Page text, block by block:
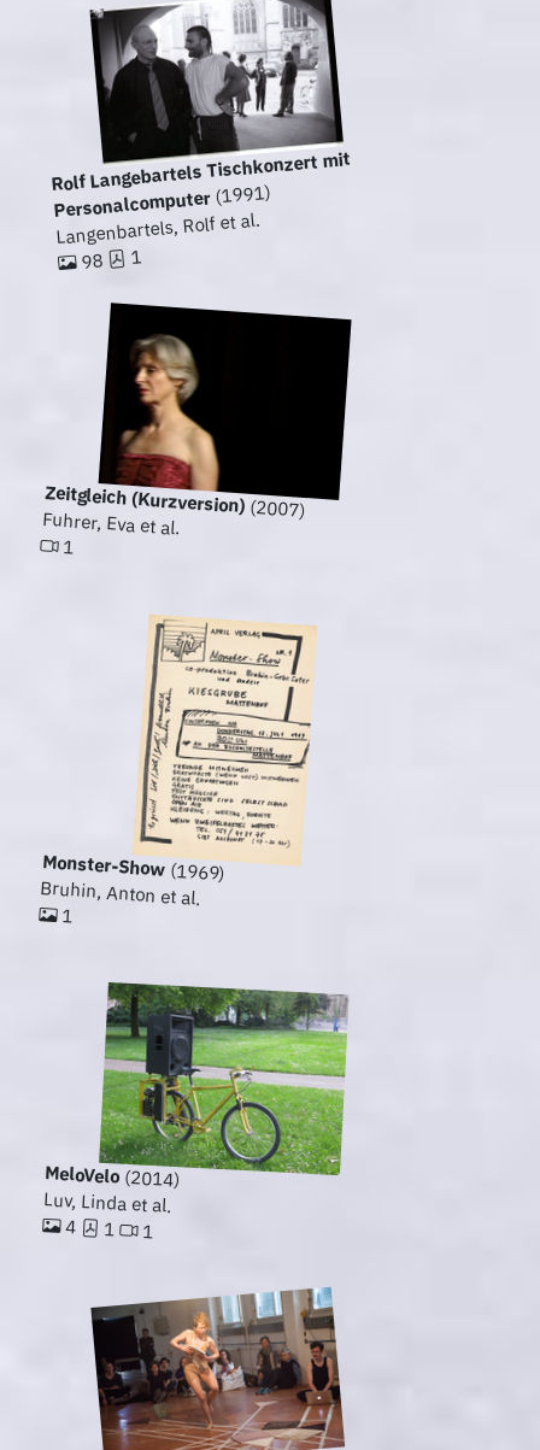
Rolf Langebartels Tischkonzert mit
Personalcomputer(1991)
Langenbartels, Rolf et al.
98 1
Zeitgleich (Kurzversion)(2007)
Fuhrer, Eva et al.
1
Monster-Show(1969)
Bruhin, Anton et al.
1
MeloVelo (2014)
Luv, Linda et al.
4 1 1